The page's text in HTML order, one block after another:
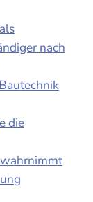
nach
die